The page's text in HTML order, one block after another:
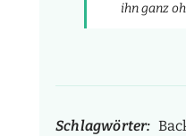
ihn ganz
Schlagwörter: